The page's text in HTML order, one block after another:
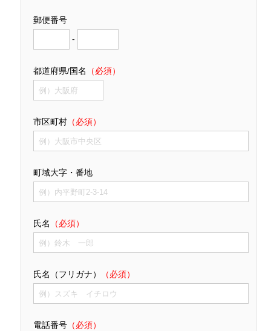
郵便番号
-
都道府県/国名 （必須）
市区町村 （必須）
町域大字・番地
氏名 （必須）
氏名（フリガナ） （必須）
電話番号 （必須）